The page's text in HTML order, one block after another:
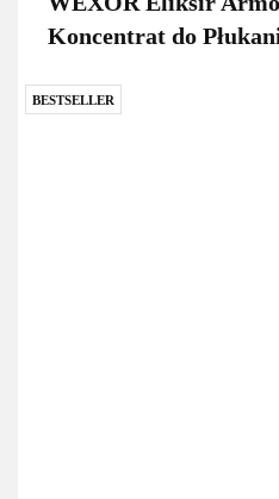
Koncentrat do
BESTSELLER